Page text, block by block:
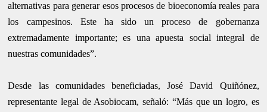
alternativas para generar esos procesos de bioeconomía reales para
los campesinos. Este ha sido un proceso de gobernanza
extremadamente importante; es una apuesta social integral de
nuestras comunidades”.
Desde las comunidades beneficiadas, José David Quiñónez,
representante legal de Asobiocam, señaló: “Más que un logro, es